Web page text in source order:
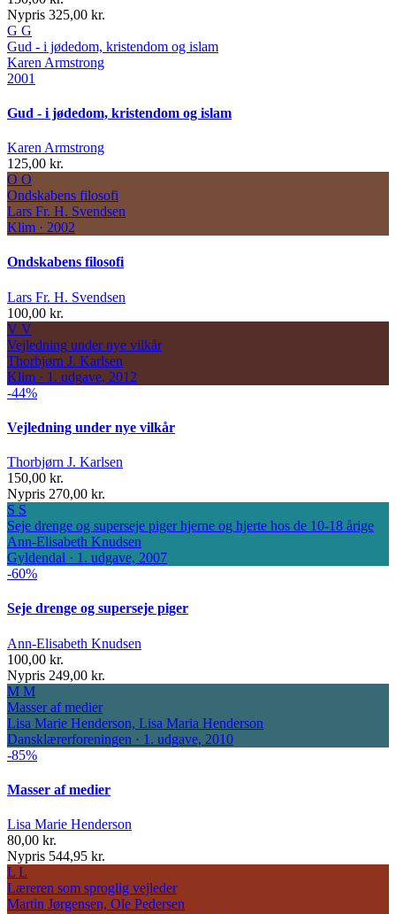
Nypris 325,00 kr.
G G
Gud - i jødedom, kristendom og islam
Karen Armstrong
2001
Gud - i jødedom, kristendom og islam
Karen Armstrong
125,00 kr.
O O
Ondskabens filosofi
Lars Fr. H. Svendsen
Klim · 2002
Ondskabens filosofi
Lars Fr. H. Svendsen
100,00 kr.
V V
Vejledning under nye vilkår
Thorbjørn J. Karlsen
Klim · 1. udgave, 2012
-44%
Vejledning under nye vilkår
Thorbjørn J. Karlsen
150,00 kr.
Nypris 270,00 kr.
S S
Seje drenge og superseje piger hjerne og hjerte hos de 10-18 årige
Ann-Elisabeth Knudsen
Gyldendal · 1. udgave, 2007
-60%
Seje drenge og superseje piger
Ann-Elisabeth Knudsen
100,00 kr.
Nypris 249,00 kr.
M M
Masser af medier
Lisa Marie Henderson, Lisa Maria Henderson
Dansklærerforeningen · 1. udgave, 2010
-85%
Masser af medier
Lisa Marie Henderson
80,00 kr.
Nypris 544,95 kr.
L L
Læreren som sproglig vejleder
Martin Jørgensen, Ole Pedersen